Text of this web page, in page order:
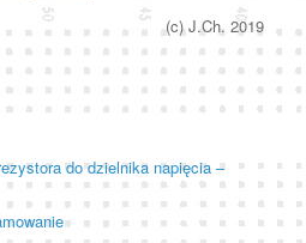
(c) J.Ch. 2019
do dzielnika napięcia –